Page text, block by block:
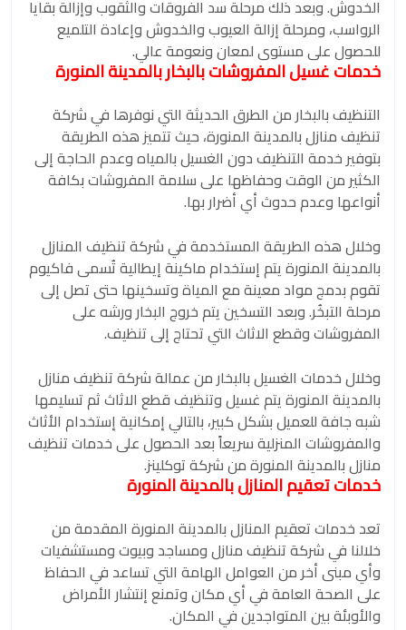
الخدوش. وبعد ذلك مرحلة سد الفروقات والثقوب وإزالة بقايا
الرواسب، ومرحلة إزالة العيوب والخدوش وإعادة التلميع
للحصول على مستوى لمعان ونعومة عالي.
خدمات غسيل المفروشات بالبخار بالمدينة المنورة
التنظيف بالبخار من الطرق الحديثة التي نوفرها في شركة
تنظيف منازل بالمدينة المنورة، حيث تتميز هذه الطريقة
بتوفير خدمة التنظيف دون الغسيل بالمياه وعدم الحاجة إلى
الكثير من الوقت وحفاظها على سلامة المفروشات بكافة
أنواعها وعدم حدوث أي أضرار بها.
وخلال هذه الطريقة المستخدمة في شركة تنظيف المنازل
بالمدينة المنورة يتم إستخدام ماكينة إيطالية تُسمى فاكيوم
تقوم بدمج مواد معينة مع المياة وتسخينها حتى تصل إلى
مرحلة التبخُر. وبعد التسخين يتم خروج البخار ورشه على
المفروشات وقطع الاثاث التي تحتاج إلى تنظيف.
وخلال خدمات الغسيل بالبخار من عمالة شركة تنظيف منازل
بالمدينة المنورة يتم غسيل وتنظيف قطع الاثاث ثم تسليمها
شبه جافة للعميل بشكل كبير، بالتالي إمكانية إستخدام الأثاث
والمفروشات المنزلية سريعاً بعد الحصول على خدمات تنظيف
منازل بالمدينة المنورة من شركة توكلينز.
خدمات تعقيم المنازل بالمدينة المنورة
تعد خدمات تعقيم المنازل بالمدينة المنورة المقدمة من
خلالنا في شركة تنظيف منازل ومساجد وبيوت ومستشفيات
وأي مبنى أخر من العوامل الهامة التي تساعد في الحفاظ
على الصحة العامة في أي مكان وتمنع إنتشار الأمراض
والأوبئة بين المتواجدين في المكان.